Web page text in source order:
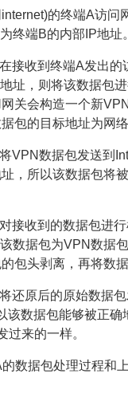
的终端A访
终端B的内部IP地址。
接收到终端A发出
址，则将该数据包
关会构造一个新
包的目标地址为网
VPN数据包发送到
，所以该数据包将
接收到的数据包进
数据包为VPN数据
包头剥离，再将数
还原后的原始数据
该数据包能够被正
过来的一样。
数据包处理过程和